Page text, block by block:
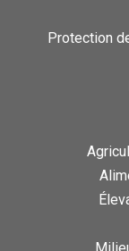
Protection